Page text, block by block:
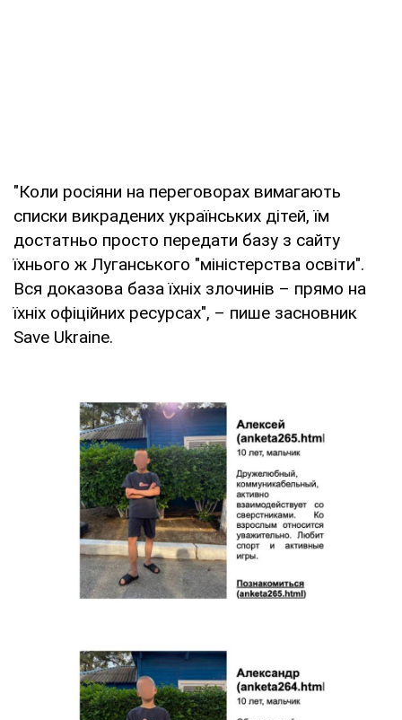
"Коли росіяни на переговорах вимагають
списки викрадених українських дітей, їм
достатньо просто передати базу з сайту
їхнього ж Луганського "міністерства освіти".
Вся доказова база їхніх злочинів – прямо на
їхніх офіційних ресурсах", – пише засновник
Save Ukraine.